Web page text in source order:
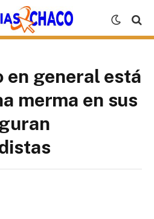
en general está
merma en sus